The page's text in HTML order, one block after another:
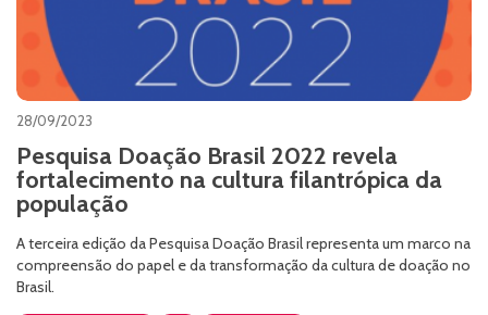
28/09/2023
Pesquisa Doação Brasil 2022 revela
fortalecimento na cultura filantrópica da
população
A terceira edição da Pesquisa Doação Brasil representa um marco na
compreensão do papel e da transformação da cultura de doação no
Brasil.